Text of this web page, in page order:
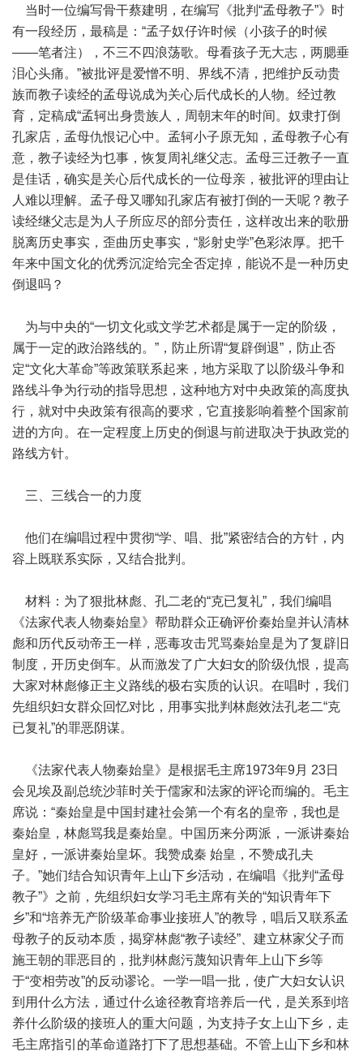
当时一位编写骨干蔡建明，在编写《批判“孟母教子”》时
有一段经历，最稿是：“孟子奴仔许时候（小孩子的时候
——笔者注），不三不四浪荡歌。母看孩子无大志，两腮垂
泪心头痛。”被批评是爱憎不明、界线不清，把维护反动贵
族而教子读经的孟母说成为关心后代成长的人物。经过教
育，定稿成“孟轲出身贵族人，周朝末年的时间。奴隶打倒
孔家店，孟母仇恨记心中。孟轲小子原无知，孟母教子心有
意，教子读经为乜事，恢复周礼继父志。孟母三迁教子一直
是佳话，确实是关心后代成长的一位母亲，被批评的理由让
人难以理解。孟子母又哪知孔家店有被打倒的一天呢？教子
读经继父志是为人子所应尽的部分责任，这样改出来的歌册
脱离历史事实，歪曲历史事实，“影射史学”色彩浓厚。把千
年来中国文化的优秀沉淀给完全否定掉，能说不是一种历史
倒退吗？
为与中央的“一切文化或文学艺术都是属于一定的阶级，
属于一定的政治路线的。”，防止所谓“复辟倒退”，防止否
定“文化大革命”等政策联系起来，地方采取了以阶级斗争和
路线斗争为行动的指导思想，这种地方对中央政策的高度执
行，就对中央政策有很高的要求，它直接影响着整个国家前
进的方向。在一定程度上历史的倒退与前进取决于执政党的
路线方针。
三、三线合一的力度
他们在编唱过程中贯彻“学、唱、批”紧密结合的方针，内
容上既联系实际，又结合批判。
材料：为了狠批林彪、孔二老的“克已复礼”，我们编唱
《法家代表人物秦始皇》帮助群众正确评价秦始皇并认清林
彪和历代反动帝王一样，恶毒攻击咒骂秦始皇是为了复辟旧
制度，开历史倒车。从而激发了广大妇女的阶级仇恨，提高
大家对林彪修正主义路线的极右实质的认识。在唱时，我们
先组织妇女群众回忆对比，用事实批判林彪效法孔老二“克
已复礼”的罪恶阴谋。
《法家代表人物秦始皇》是根据毛主席1973年9月 23日
会见埃及副总统沙菲时关于儒家和法家的评论而编的。毛主
席说：“秦始皇是中国封建社会第一个有名的皇帝，我也是
秦始皇，林彪骂我是秦始皇。中国历来分两派，一派讲秦始
皇好，一派讲秦始皇坏。我赞成秦 始皇，不赞成孔夫
子。”她们结合知识青年上山下乡活动，在编唱《批判“孟母
教子”》之前，先组织妇女学习毛主席有关的“知识青年下
乡”和“培养无产阶级革命事业接班人”的教导，唱后又联系孟
母教子的反动本质，揭穿林彪“教子读经”、建立林家父子而
施王朝的罪恶目的，批判林彪污蔑知识青年上山下乡等
于“变相劳改”的反动谬论。一学一唱一批，使广大妇女认识
到用什么方法，通过什么途径教育培养后一代，是关系到培
养什么阶级的接班人的重大问题，为支持子女上山下乡，走
毛主席指引的革命道路打下了思想基础。不管上山下乡和林